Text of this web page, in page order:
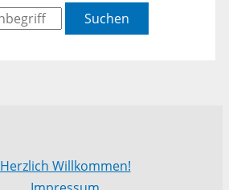
Suchen
Herzlich Willkommen!